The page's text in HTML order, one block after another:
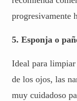
progresivamente
5. Esponja o
Ideal para
de los ojos, las
muy cuidadoso